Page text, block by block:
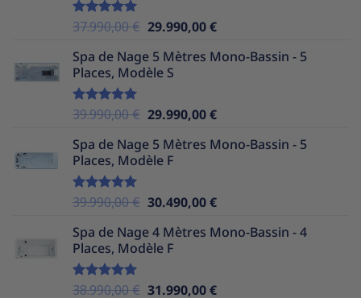
Note5.00
37.990,00€ Le
initial
était :
29.990,00€Le
actuel
Spa de Nage 5 Mètres Mono-Bassin - 5
Places, Modèle S
Note5.00
39.990,00€ Le
initial
était :
29.990,00€Le
actuel
Spa de Nage 5 Mètres Mono-Bassin - 5
Places, Modèle F
Note5.00
39.990,00€ Le
initial
était :
30.490,00€Le
actuel
Spa de Nage 4 Mètres Mono-Bassin - 4
Places, Modèle F
Note5.00
38.990,00€ Le
31.990,00€Le